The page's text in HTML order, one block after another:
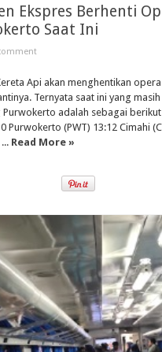
Ekspres Berhenti
Saat Ini
Api akan menghentikan
Ternyata saat ini yang
adalah sebagai
Purwokerto (PWT) 13:12 Cimahi
Read More »